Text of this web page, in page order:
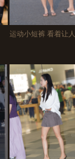
运动小短裤 看着让
130p